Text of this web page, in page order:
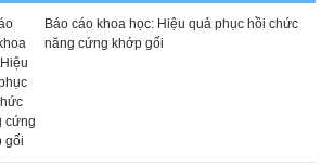
Báo cáo khoa học: Hiệu quả phục hồi chức
năng cứng khớp gối